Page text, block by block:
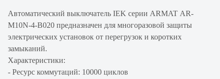
Автоматический выключатель IEK серии ARMAT AR-
M10N-4-B020 предназначен для многоразовой защиты
электрических установок от перегрузок и коротких
замыканий.
Характеристики:
- Ресурс коммутаций: 10000 циклов